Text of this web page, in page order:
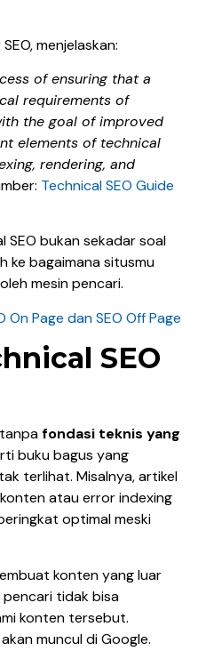
menjelaskan:
of ensuring that a
requirements of
the goal of improved
elements of technical
rendering, and
Technical SEO Guide
SEO bukan sekadar soal
ke bagaimana situsmu
mesin pencari.
On Page dan SEO Off Page
SEO
fondasi teknis yang
buku bagus yang
terlihat. Misalnya, artikel
atau error indexing
optimal meski
konten yang luar
tidak bisa
konten tersebut.
muncul di Google.